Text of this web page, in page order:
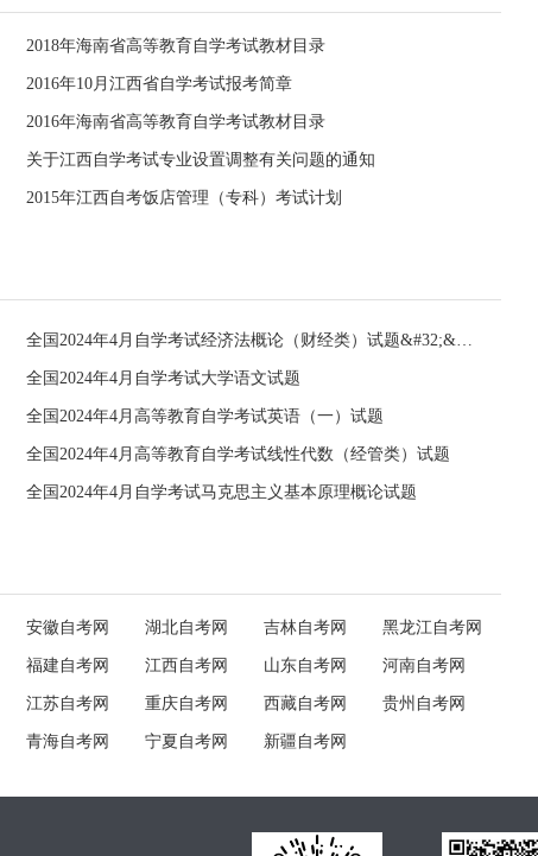
2018年海南省高等教育自学考试教材目录
2016年10月江西省自学考试报考简章
2016年海南省高等教育自学考试教材目录
关于江西自学考试专业设置调整有关问题的通知
2015年江西自考饭店管理（专科）考试计划
全国2024年4月自学考试经济法概论（财经类）试题&#32;&#32;
全国2024年4月自学考试大学语文试题
全国2024年4月高等教育自学考试英语（一）试题
全国2024年4月高等教育自学考试线性代数（经管类）试题
全国2024年4月自学考试马克思主义基本原理概论试题
安徽自考网 湖北自考网 吉林自考网 黑龙江自考网
福建自考网 江西自考网 山东自考网 河南自考网
江苏自考网 重庆自考网 西藏自考网 贵州自考网
青海自考网 宁夏自考网 新疆自考网